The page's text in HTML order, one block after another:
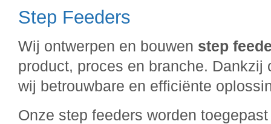
Step Feeders
Wij ontwerpen en bouwen step
product, proces en branche.
wij betrouwbare en efficiënte
Onze step feeders worden